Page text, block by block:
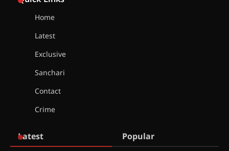
Home
Latest
Exclusive
Sanchari
Contact
Crime
Latest Popular